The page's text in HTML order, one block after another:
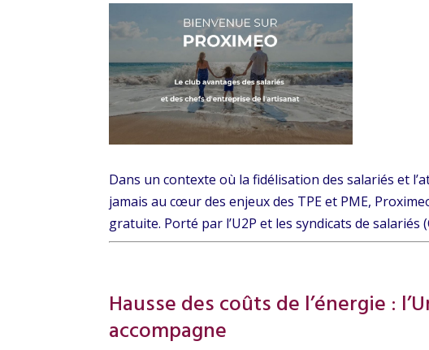
Dans un contexte où la fidélisation des salariés et
jamais au cœur des enjeux des TPE et PME,
gratuite. Porté par l’U2P et les syndicats de salariés
Hausse des coûts de l’énergie :
accompagne